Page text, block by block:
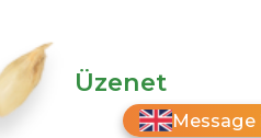
Üzenet
Message